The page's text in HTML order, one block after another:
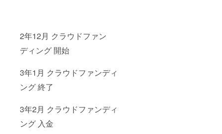
2年12月 クラウドファン
ディング 開始
3年1月 クラウドファンディ
ング 終了
3年2月 クラウドファンディ
ング 入金